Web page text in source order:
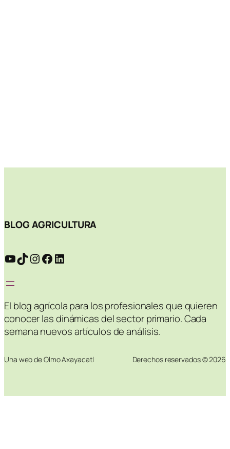
BLOG AGRICULTURA
YouTube
TikTok
Instagram
Facebook
LinkedIn
El blog agrícola para los profesionales que quieren
conocer las dinámicas del sector primario. Cada
semana nuevos artículos de análisis.
Una web de Olmo Axayacatl Derechos reservados © 2026